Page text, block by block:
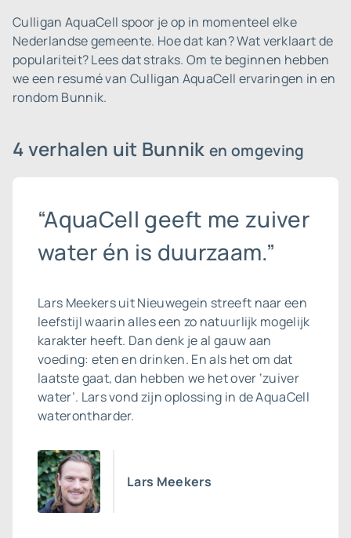
Culligan AquaCell spoor je op in momenteel elke
Nederlandse gemeente. Hoe dat kan? Wat verklaart de
populariteit? Lees dat straks. Om te beginnen hebben
we een resumé van Culligan AquaCell ervaringen in en
rondom Bunnik.
4 verhalen uit Bunniken omgeving
“AquaCell geeft me zuiver
water én is duurzaam.”
Lars Meekers uit Nieuwegein streeft naar een
leefstijl waarin alles een zo natuurlijk mogelijk
karakter heeft. Dan denk je al gauw aan
voeding: eten en drinken. En als het om dat
laatste gaat, dan hebben we het over ‘zuiver
water’. Lars vond zijn oplossing in de AquaCell
waterontharder.
Lars Meekers